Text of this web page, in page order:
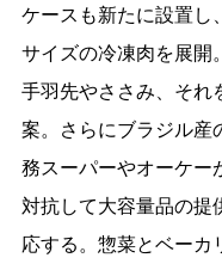
ケースも新たに設置し
サイズの冷凍肉を展開
手羽先やささみ、それ
案。さらにブラジル産
務スーパーやオーケー
対抗して大容量品の提
応する。惣菜とベーカ